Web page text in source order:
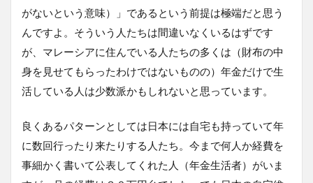
がないという意味）」であるという前提は極端だと思う
んですよ。そういう人たちは間違いなくいるはずです
が、マレーシアに住んでいる人たちの多くは（財布の中
身を見せてもらったわけではないものの）年金だけで生
活している人は少数派かもしれないと思っています。
良くあるパターンとしては日本には自宅も持っていて年
に数回行ったり来たりする人たち。今まで何人か経費を
事細かく書いて公表してくれた人（年金生活者）がいま